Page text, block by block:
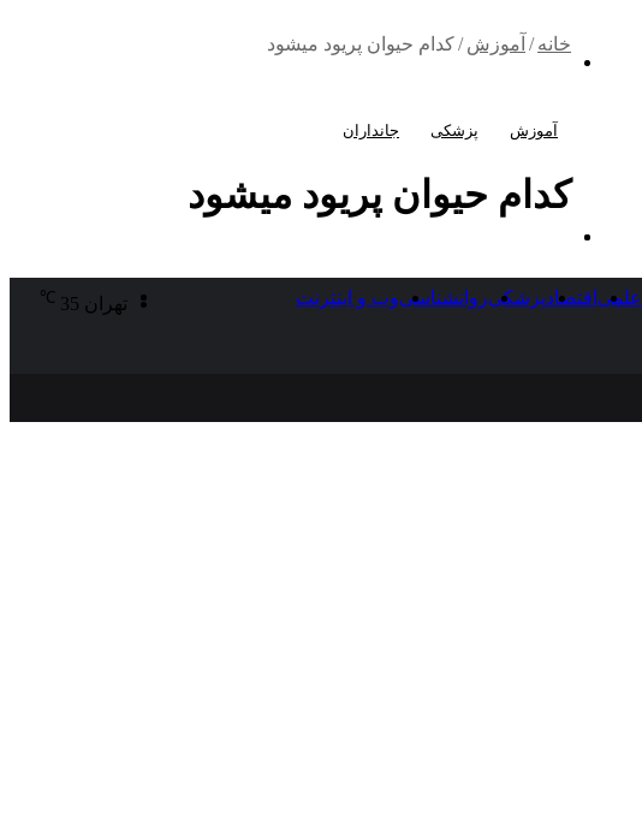
علمی اقتصادپزشکیروانشناسیوب و اینترنت تهران 35
℃
تغییر
پوسته
جستجو
برای
خانه / آموزش /کدام حیوان پریود میشود
آموزش پزشکی جانداران
کدام حیوان پریود میشود